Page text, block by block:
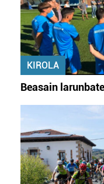
zerbitzuak
baliatzen gara. Ohar
erabiltzeko baimen
irakurri
KIROLA
Beasain